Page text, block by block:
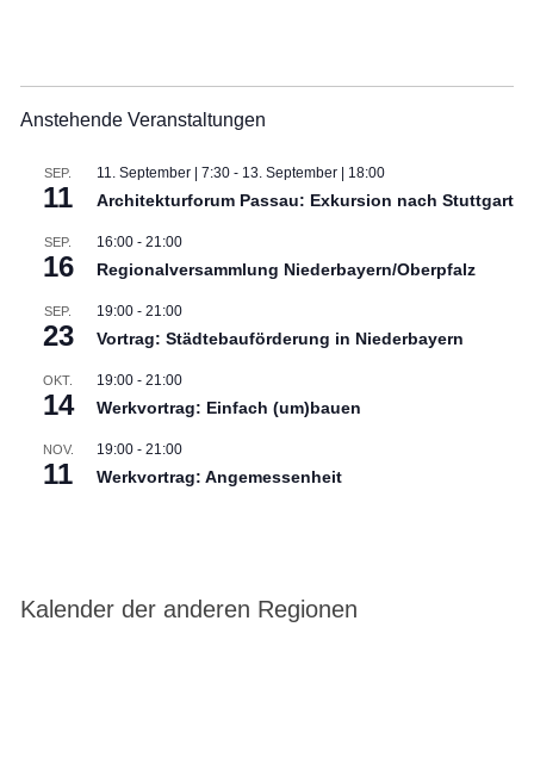
Anstehende Veranstaltungen
SEP.
11
11. September | 7:30- 13. September | 18:00
Architekturforum Passau: Exkursion nach Stuttgart
SEP.
16
16:00- 21:00
Regionalversammlung Niederbayern/Oberpfalz
SEP.
23
19:00- 21:00
Vortrag: Städtebauförderung in Niederbayern
OKT.
14
19:00- 21:00
Werkvortrag: Einfach (um)bauen
NOV.
11
19:00- 21:00
Werkvortrag: Angemessenheit
Kalender der anderen Regionen